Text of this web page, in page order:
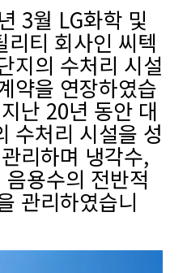
3월 LG화학 및
리티 회사인 씨텍
지의 수처리 시설
약을 연장하였습
난 20년 동안 대
수처리 시설을 성
리하며 냉각수,
용수의 전반적
관리하였습니